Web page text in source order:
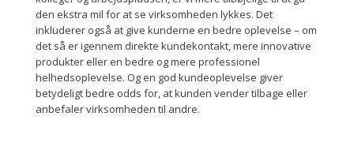
den ekstra mil for at se virksomheden lykkes. Det
inkluderer også at give kunderne en bedre oplevelse – om
det så er igennem direkte kundekontakt, mere innovative
produkter eller en bedre og mere professionel
helhedsoplevelse. Og en god kundeoplevelse giver
betydeligt bedre odds for, at kunden vender tilbage eller
anbefaler virksomheden til andre.